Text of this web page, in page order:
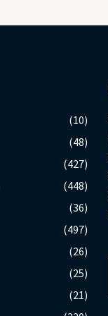
(10)
(48)
(427)
(448)
(36)
(497)
(26)
(25)
(21)